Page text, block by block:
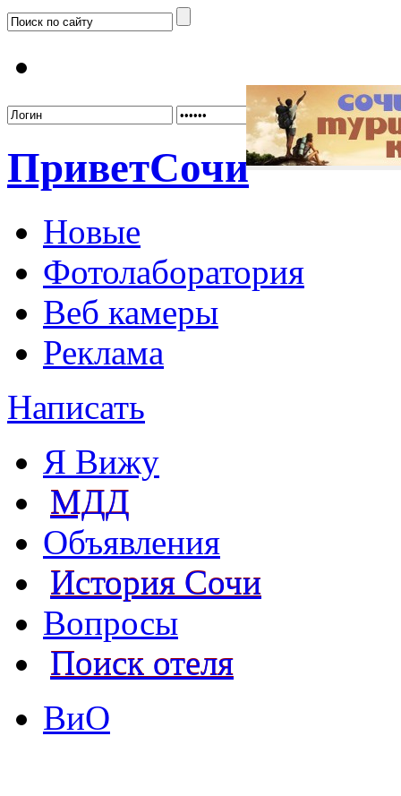
ПриветСочи
Новые
Фотолаборатория
Веб камеры
Реклама
Написать
Я Вижу
МДД
Объявления
История Сочи
Вопросы
Поиск отеля
ВиО